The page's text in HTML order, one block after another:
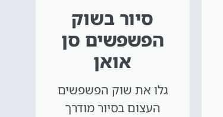
סיור בשוק
הפשפשים סן
אואן
גלו את שוק הפשפשים
העצום בסיור מודרך